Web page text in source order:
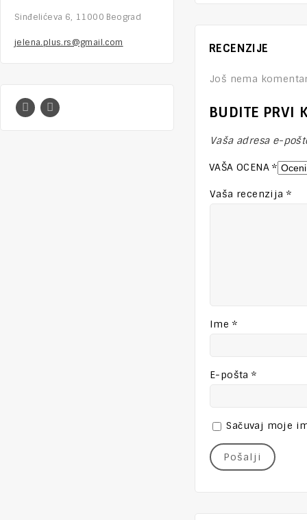
RECENZIJE
Još nema
BUDITE PRVI
Vaša adresa e-
VAŠA OCENA*
Vaša recenzija*
Ime *
E-pošta*
Sačuvaj moje
Sinđelićeva 6, 11000 Beograd
jelena.plus.rs@gmail.com